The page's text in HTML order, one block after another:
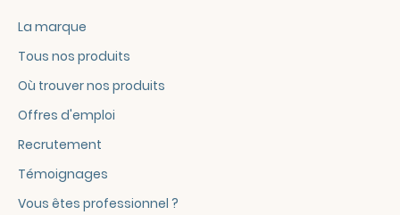
La marque
Tous nos produits
Où trouver nos produits
Offres d'emploi
Recrutement
Témoignages
Vous êtes professionnel ?